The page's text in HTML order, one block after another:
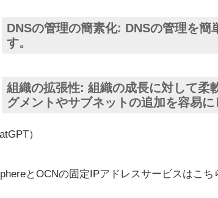
DNSの管理の簡素化: DNSの管理を簡
す。
組織の拡張性: 組織の成長に対して柔
グメントやサブネットの追加を容易に
）
とOCNの固定IPアドレスサービスはこち